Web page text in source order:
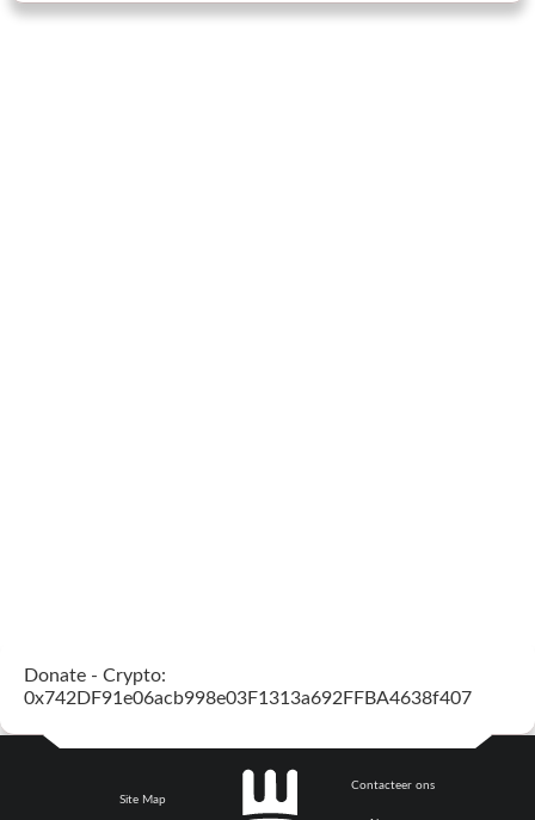
Donate - Crypto:
0x742DF91e06acb998e03F1313a692FFBA4638f407
Site Map
Contacteer ons